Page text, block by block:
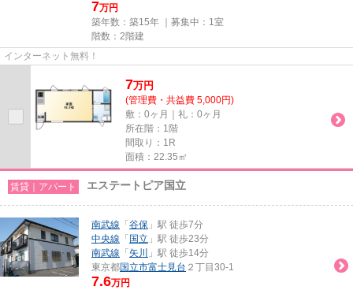
7万円
築年数：築15年 ｜募集中： 1室
階数：2階建
インターネット無料！
7万円
(管理費・共益費 5,000円)
敷：0ヶ月｜礼：0ヶ月
所在階：1階
間取り：1R
面積：22.35㎡
賃貸｜アパート エステートピア国立
南武線 「 谷保 」駅 徒歩7分
中央線 「 国立 」駅 徒歩23分
南武線 「 矢川
」駅 徒歩14分
東京都国立市富士見台 ２丁目30-1
7.6万円